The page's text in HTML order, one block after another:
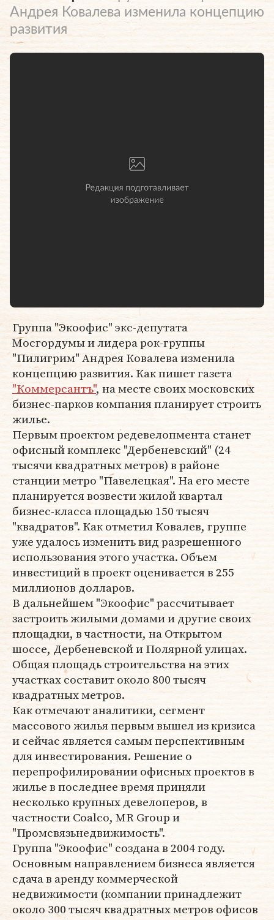
Андрея Ковалева изменила концепцию
развития
Группа "Экоофис" экс-депутата
Мосгордумы и лидера рок-группы
"Пилигрим" Андрея Ковалева изменила
концепцию развития. Как пишет газета
"Коммерсантъ", на месте своих московских
бизнес-парков компания планирует строить
жилье.
Первым проектом редевелопмента станет
офисный комплекс "Дербеневский" (24
тысячи квадратных метров) в районе
станции метро "Павелецкая". На его месте
планируется возвести жилой квартал
бизнес-класса площадью 150 тысяч
"квадратов". Как отметил Ковалев, группе
уже удалось изменить вид разрешенного
использования этого участка. Объем
инвестиций в проект оценивается в 255
миллионов долларов.
В дальнейшем "Экоофис" рассчитывает
застроить жилыми домами и другие своих
площадки, в частности, на Открытом
шоссе, Дербеневской и Полярной улицах.
Общая площадь строительства на этих
участках составит около 800 тысяч
квадратных метров.
Как отмечают аналитики, сегмент
массового жилья первым вышел из кризиса
и сейчас является самым перспективным
для инвестирования. Решение о
перепрофилировании офисных проектов в
жилье в последнее время приняли
несколько крупных девелоперов, в
частности Coalco, MR Group и
"Промсвязьнедвижимость".
Группа "Экоофис" создана в 2004 году.
Основным направлением бизнеса является
сдача в аренду коммерческой
недвижимости (компании принадлежит
около 300 тысяч квадратных метров офисов